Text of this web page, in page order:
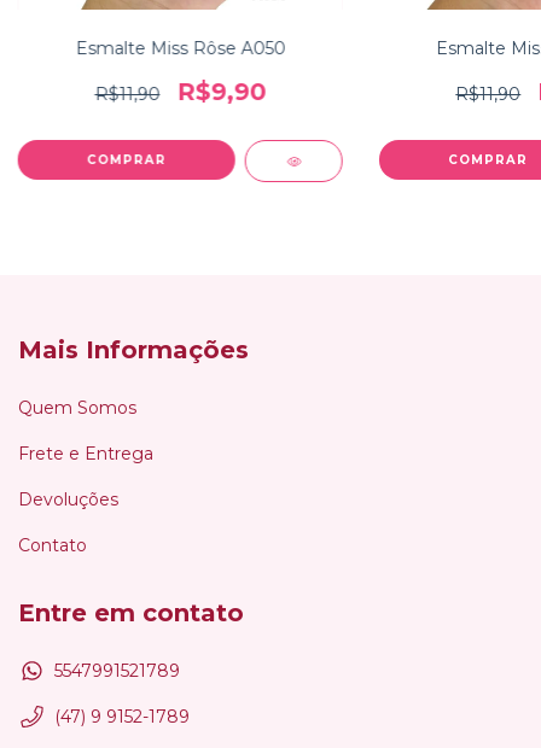
Esmalte Miss Rôse A050
R$11,90 R$9,90
Esmalte
R$11,90
Mais Informações
Quem Somos
Frete e Entrega
Devoluções
Contato
Entre em contato
5547991521789
(47) 9 9152-1789